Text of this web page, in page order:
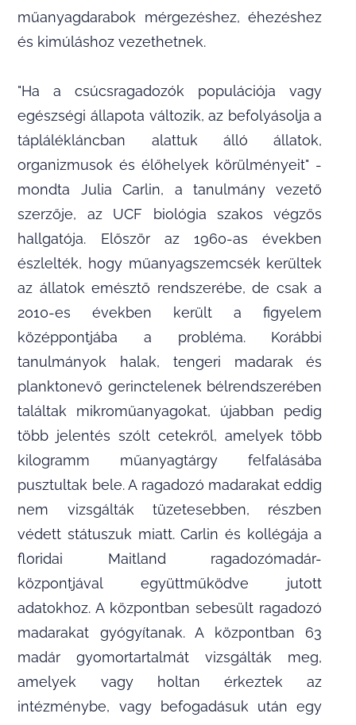
műanyagdarabok mérgezéshez, éhezéshez
és kimúláshoz vezethetnek.
"Ha a csúcsragadozók populációja vagy
egészségi állapota változik, az befolyásolja a
táplálékláncban alattuk álló állatok,
organizmusok és élőhelyek körülményeit" -
mondta Julia Carlin, a tanulmány vezető
szerzője, az UCF biológia szakos végzős
hallgatója. Először az 1960-as években
észlelték, hogy műanyagszemcsék kerültek
az állatok emésztő rendszerébe, de csak a
2010-es években került a figyelem
középpontjába a probléma. Korábbi
tanulmányok halak, tengeri madarak és
planktonevő gerinctelenek bélrendszerében
találtak mikroműanyagokat, újabban pedig
több jelentés szólt cetekről, amelyek több
kilogramm műanyagtárgy felfalásába
pusztultak bele. A ragadozó madarakat eddig
nem vizsgálták tüzetesebben, részben
védett státuszuk miatt. Carlin és kollégája a
floridai Maitland ragadozómadár-
központjával együttműködve jutott
adatokhoz. A központban sebesült ragadozó
madarakat gyógyítanak. A központban 63
madár gyomortartalmát vizsgálták meg,
amelyek vagy holtan érkeztek az
intézménybe, vagy befogadásuk után egy